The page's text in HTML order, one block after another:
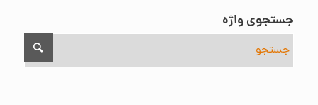
جستجوی واژه